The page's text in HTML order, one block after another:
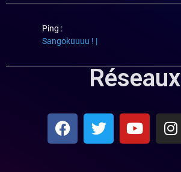
Ping :
Sangokuuuu ! |
Réseaux